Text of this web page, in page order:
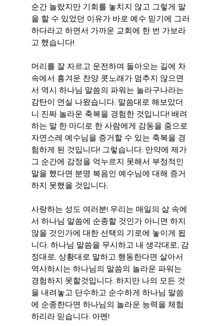
순간 놀랐지만 기회를 놓치지 않고 그렇게 말
을 할 수 있었던 이유가 바로 예수 믿기에 그러
하다라고 하면서 가까운 교회에 한 번 가보라
고 했습니다!
머리를 잘 자르고 운전하며 돌아오는 길에 차
속에서 흥겨운 찬양 콧노래가 멈추지 않으면
서 역시 하나님 말씀의 파워는 놀라구나라는
감탄이 연실 나왔습니다. 말씀대로 해보았더
니 진짜 놀라운 축복을 경험한 것입니다! 배려
하는 말 한 마디로 한 사람에게 감동을 줌으로
자연스레 예수님을 증거할 수 있는 축복을 경
험하게 된 것입니다! 그렇습니다. 만약에 제가
그 순간에 감정을 억누르지 못해서 부정적인
말을 했다면 분명 복음인 예수님에 대해 증거
하지 못했을 것입니다.
사랑하는 성도 여러분! 우리는 매일의 삶 속에
서 하나님 말씀에 순종할 것인가 아니면 하지
않을 것인가에 대한 선택의 기로에 놓이게 됩
니다. 하나님 말씀을 무시하고 내 생각대로, 감
정대로, 상황대로 말하고 행동한다면 살아서
역사하시는 하나님의 말씀의 놀라운 파워는
경험하지 못할것입니다. 하지만 나의 모든 것
을 내려놓고 단수하고 순수하게 하나님 말씀
에 순종한다면 하나님의 놀라운 능력을 체험
하리라 믿습니다. 아멘!